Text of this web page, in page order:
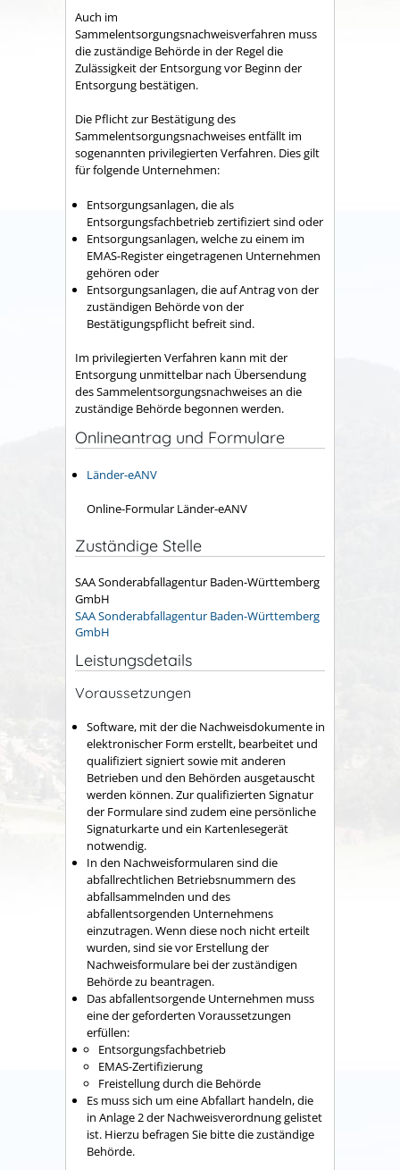
Auch im
Sammelentsorgungsnachweisverfahren muss
die zuständige Behörde in der Regel die
Zulässigkeit der Entsorgung vor Beginn der
Entsorgung bestätigen.
Die Pflicht zur Bestätigung des
Sammelentsorgungsnachweises entfällt im
sogenannten privilegierten Verfahren. Dies gilt
für folgende Unternehmen:
Entsorgungsanlagen, die als
Entsorgungsfachbetrieb zertifiziert sind oder
Entsorgungsanlagen, welche zu einem im
EMAS-Register eingetragenen Unternehmen
gehören oder
Entsorgungsanlagen, die auf Antrag von der
zuständigen Behörde von der
Bestätigungspflicht befreit sind.
Im privilegierten Verfahren kann mit der
Entsorgung unmittelbar nach Übersendung
des Sammelentsorgungsnachweises an die
zuständige Behörde begonnen werden.
Onlineantrag und Formulare
Länder-eANV
Online-Formular Länder-eANV
Zuständige Stelle
SAA Sonderabfallagentur Baden-Württemberg
GmbH
SAA Sonderabfallagentur Baden-Württemberg
GmbH
Leistungsdetails
Voraussetzungen
Software, mit der die Nachweisdokumente in
elektronischer Form erstellt, bearbeitet und
qualifiziert signiert sowie mit anderen
Betrieben und den Behörden ausgetauscht
werden können. Zur qualifizierten Signatur
der Formulare sind zudem eine persönliche
Signaturkarte und ein Kartenlesegerät
notwendig.
In den Nachweisformularen sind die
abfallrechtlichen Betriebsnummern des
abfallsammelnden und des
abfallentsorgenden Unternehmens
einzutragen. Wenn diese noch nicht erteilt
wurden, sind sie vor Erstellung der
Nachweisformulare bei der zuständigen
Behörde zu beantragen.
Das abfallentsorgende Unternehmen muss
eine der geforderten Voraussetzungen
erfüllen:
Entsorgungsfachbetrieb
EMAS-Zertifizierung
Freistellung durch die Behörde
Es muss sich um eine Abfallart handeln, die
in Anlage 2 der Nachweisverordnung gelistet
ist. Hierzu befragen Sie bitte die zuständige
Behörde.